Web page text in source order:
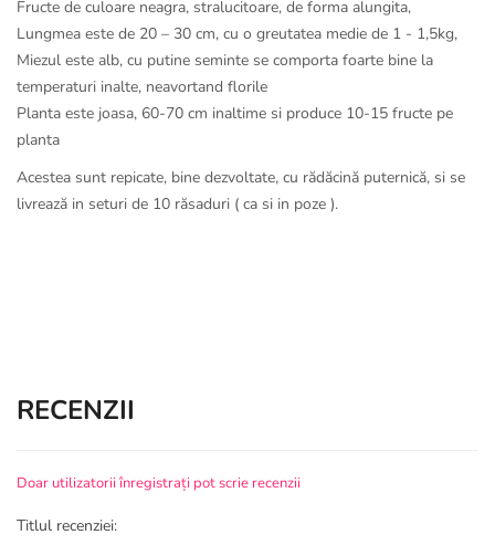
Fructe de culoare neagra, stralucitoare, de forma alungita,
Lungmea este de 20 – 30 cm, cu o greutatea medie de 1 - 1,5kg,
Miezul este alb, cu putine seminte se comporta foarte bine la
temperaturi inalte, neavortand florile
Planta este joasa, 60-70 cm inaltime si produce 10-15 fructe pe
planta
Acestea sunt repicate, bine dezvoltate, cu rădăcină puternică, si se
livrează in seturi de 10 răsaduri ( ca si in poze ).
RECENZII
Doar utilizatorii înregistrați pot scrie recenzii
Titlul recenziei: